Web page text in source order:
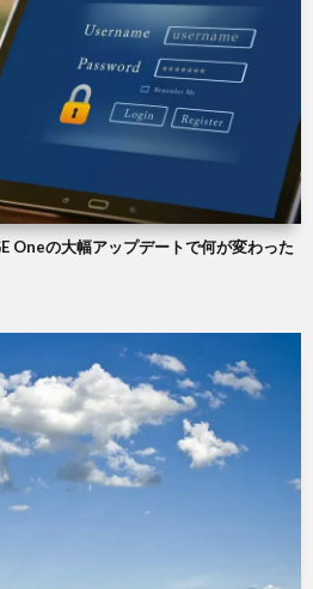
Oneの大幅アップデートで何が変わった